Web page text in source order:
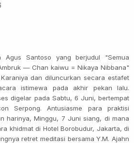
Agus Santoso yang berjudul "Semua
— Chan kaiwu = Nikaya Nibbana"
dan diluncurkan secara estafet
istimewa pada akhir pekan lalu.
digelar pada Sabtu, 6 Juni, bertempat
Serpong. Antusiasme para praktisi
harinya, Minggu, 7 Juni siang, di mana
khidmat di Hotel Borobudur, Jakarta, di
retret meditasi bersama Y.M. Ajahn